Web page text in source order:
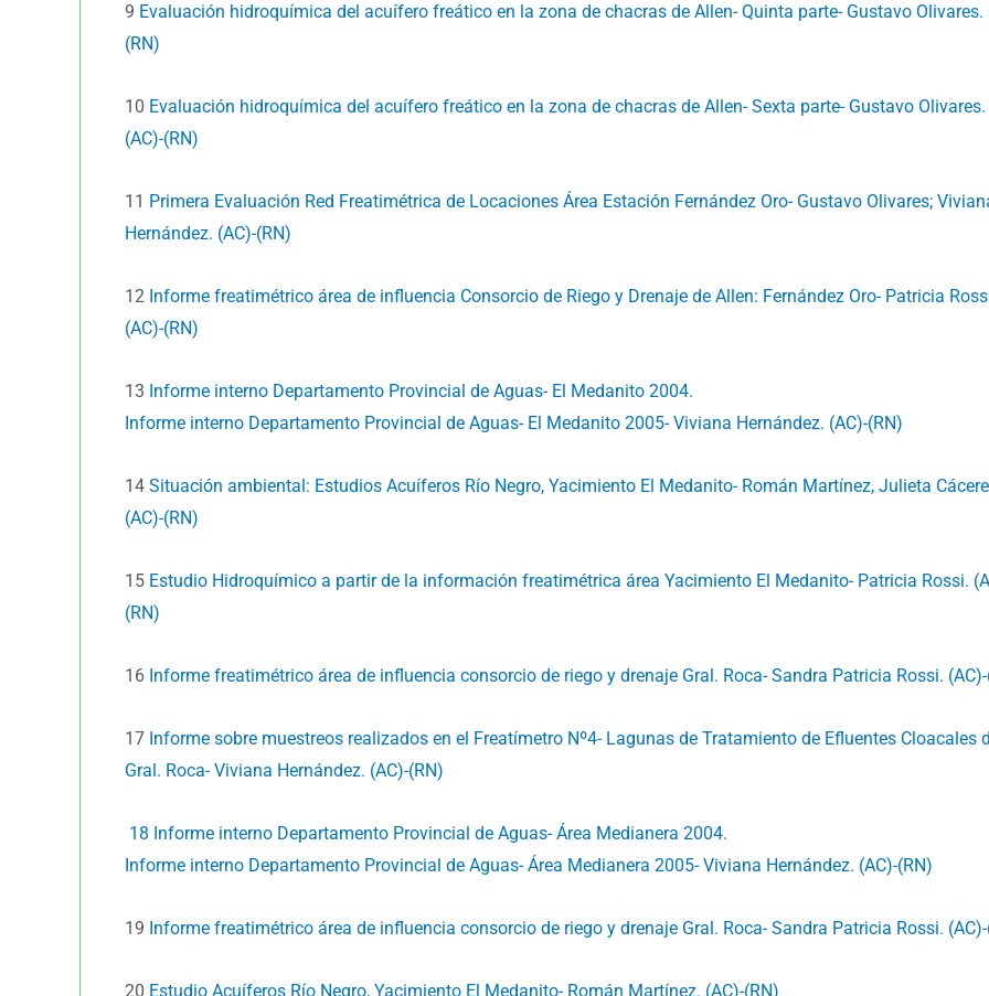
9 Evaluación hidroquímica del acuífero freático en la zona de chacras de Allen- Quinta parte- Gustavo Olivares.
(RN)
10 Evaluación hidroquímica del acuífero freático en la zona de chacras de Allen- Sexta parte- Gustavo Olivares.
(AC)-(RN)
11 Primera Evaluación Red Freatimétrica de Locaciones Área Estación Fernández Oro- Gustavo Olivares;
Hernández. (AC)-(RN)
12 Informe freatimétrico área de influencia Consorcio de Riego y Drenaje de Allen: Fernández Oro- Patricia
(AC)-(RN)
13 Informe interno Departamento Provincial de Aguas- El Medanito 2004.
Informe interno Departamento Provincial de Aguas- El Medanito 2005- Viviana Hernández. (AC)-(RN)
14 Situación ambiental: Estudios Acuíferos Río Negro, Yacimiento El Medanito- Román Martínez, Julieta
(AC)-(RN)
15 Estudio Hidroquímico a partir de la información freatimétrica área Yacimiento El Medanito- Patricia Rossi.
(RN)
16 Informe freatimétrico área de influencia consorcio de riego y drenaje Gral. Roca- Sandra Patricia Rossi. (AC)-
17 Informe sobre muestreos realizados en el Freatímetro Nº4- Lagunas de Tratamiento de Efluentes Cloacales
Gral. Roca- Viviana Hernández. (AC)-(RN)
18 Informe interno Departamento Provincial de Aguas- Área Medianera 2004.
Informe interno Departamento Provincial de Aguas- Área Medianera 2005- Viviana Hernández. (AC)-(RN)
19 Informe freatimétrico área de influencia consorcio de riego y drenaje Gral. Roca- Sandra Patricia Rossi. (AC)-
20 Estudio Acuíferos Río Negro, Yacimiento El Medanito- Román Martínez. (AC)-(RN)